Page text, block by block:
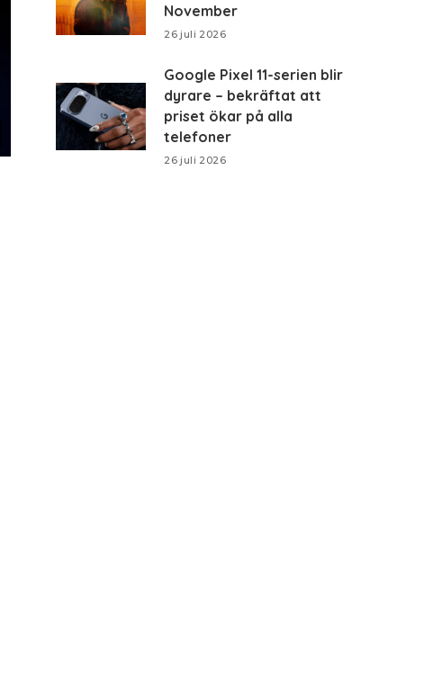
November
26 juli 2026
Google Pixel 11-serien blir
dyrare – bekräftat att
priset ökar på alla
telefoner
26 juli 2026